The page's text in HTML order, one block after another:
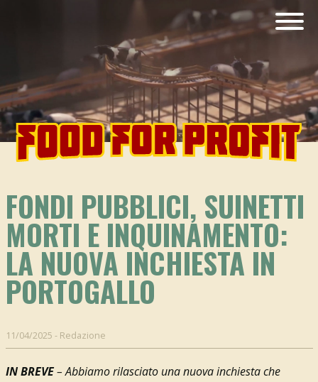
FONDI PUBBLICI, SUINETTI
MORTI E INQUINAMENTO:
LA NUOVA INCHIESTA IN
PORTOGALLO
11/04/2025 - Redazione
IN BREVE– Abbiamo rilasciato una nuova inchiesta che